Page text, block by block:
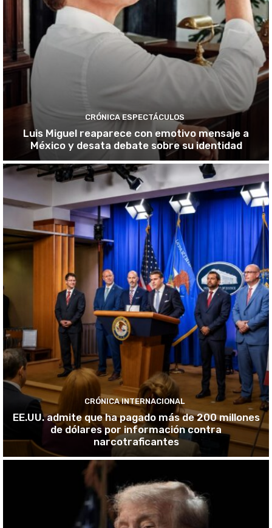
CRÓNICA ESPECTÁCULOS
Luis Miguel reaparece con emotivo mensaje a
México y desata debate sobre su identidad
CRÓNICA INTERNACIONAL
EE.UU. admite que ha pagado más de 200 millones
de dólares por información contra
narcotraficantes